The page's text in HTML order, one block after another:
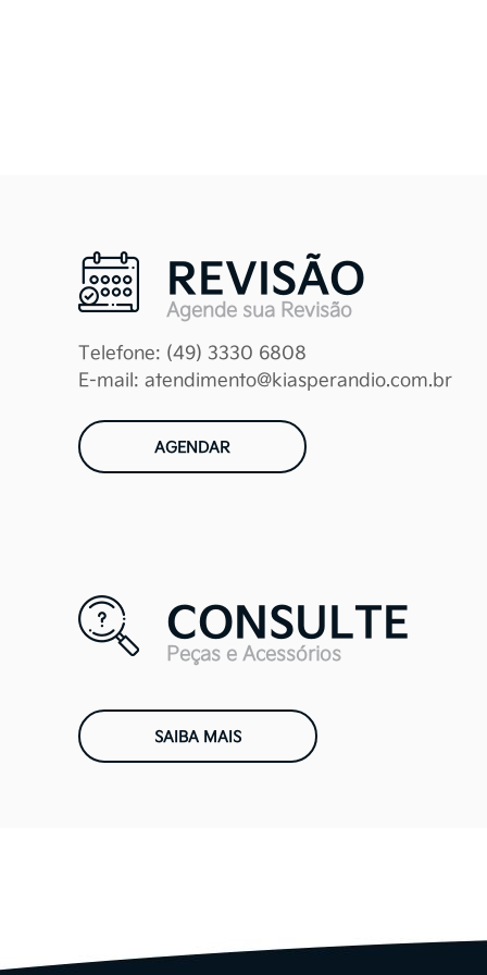
REVISÃO
Agende sua Revisão
Telefone: (49) 3330 6808
E-mail: atendimento@kiasperandio.com.br
AGENDAR
CONSULTE
Peças e Acessórios
SAIBA MAIS
Eventualmente
produtos e serviços
Seus dados
nossos
Ao armazenar
para
segurança
indevido ou
Os seus dados
3330